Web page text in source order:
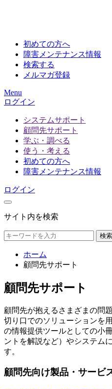
初めての方へ
障害メンテナンス情報
検索する
メルマガ登録
Menu
ログイン
システムサポート
顧問先サポート
学ぶ・調べる
使う・考える
初めての方へ
障害メンテナンス情報
ログイン
サイト内を検索
検索
ホーム
顧問先サポート
顧問先サポート
顧問先が抱えるさまざまの問
切り口でのソリューションを
の情報提供ツールとしての小
ントを解説など）やシステム
す。
顧問先向け製品・サービ